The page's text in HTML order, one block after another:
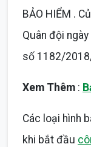
BẢO HIỂM .
Quân đội
số 1182/
Xem Thêm :
Các loại hình
khi bắt đầu